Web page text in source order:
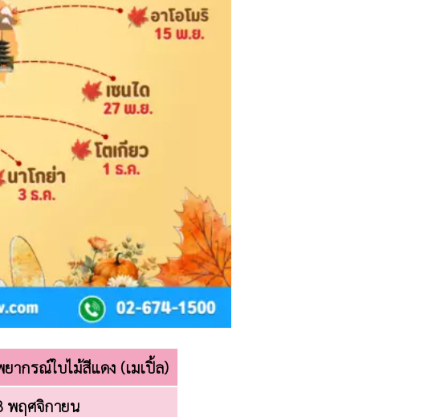
ยากรณ์ใบไม้สีแดง (เมเปิ้ล)
พฤศจิกายน